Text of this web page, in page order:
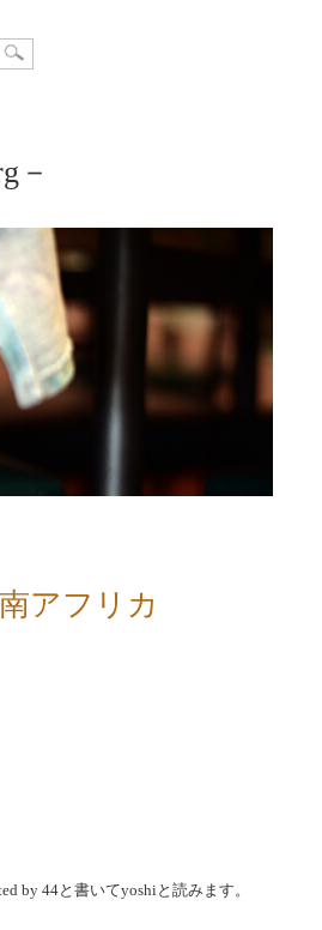
－
アフリカ
by 44と書いてyoshiと読みます。